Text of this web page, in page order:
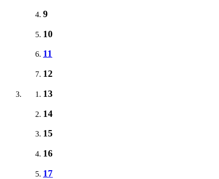
9
10
11
12
13
14
15
16
17